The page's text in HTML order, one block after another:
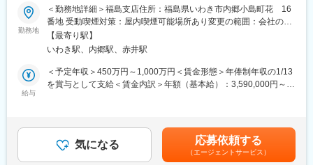
入社後1年で店長昇格を目指していただきます。
■組織構成：
1店舗あたり店長1名、スタッフ5～15名で運営。チームワークを
変更の範囲：会社の定める業務
7/21（火）17:00～20:30
7/23（木）17:00～20:30
7/28（火）17:00～20:30
7/30（木）17:00～20:30
※ご応募時、参加可能日時をお知らせください。
■具体的には：
案内
・スマホの初期設定・データ移行サポート
■募集背景
案件増加に伴い、組織体制強化のため「即戦力の税務会計スタッ
フ」を緊急募集しています。
■ SAO税理士法人の強み
つながる提案をします。クライアントの一員として成長を支援し
「お客様の未来を変える」ことを本気で目指しています。
勤務地
＜勤務地詳細＞福島支店住所：福島県いわき市内郷小島町花 16
番地 受動喫煙対策：屋内喫煙可能場所あり変更の範囲：会社の定
める事業所
【最寄り駅】
いわき駅、内郷駅、赤井駅
給与
＜予定年収＞450万円～1,000万円＜賃金形態＞年俸制年収の1/13
を賞与として支給＜賃金内訳＞年額（基本給）：3,590,000円～
給有無＞有＜残業手当＞有＜給与補足＞■給与査定：年1回■賞
与：あり（年2回）■給与制度評価制度が2025年3月に完成しまし
た！キャリアステップを「スペシャリスト」「マネジメント」の2
気になる 応募依頼する
（エージェントサービス）